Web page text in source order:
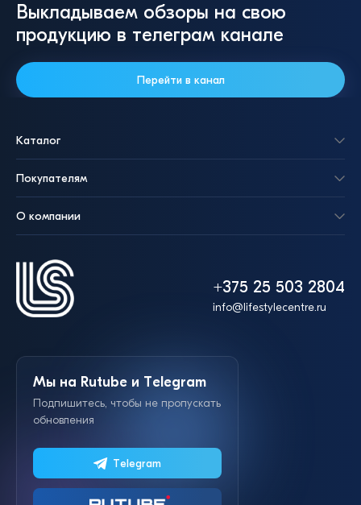
Выкладываем обзоры на свою
продукцию в телеграм канале
Перейти в канал
+375 25 503 2804
info@lifestylecentre.ru
Каталог
Покупателям
О компании
Мы на Rutube и Telegram
Подпишитесь, чтобы не пропускать
обновления
Telegram